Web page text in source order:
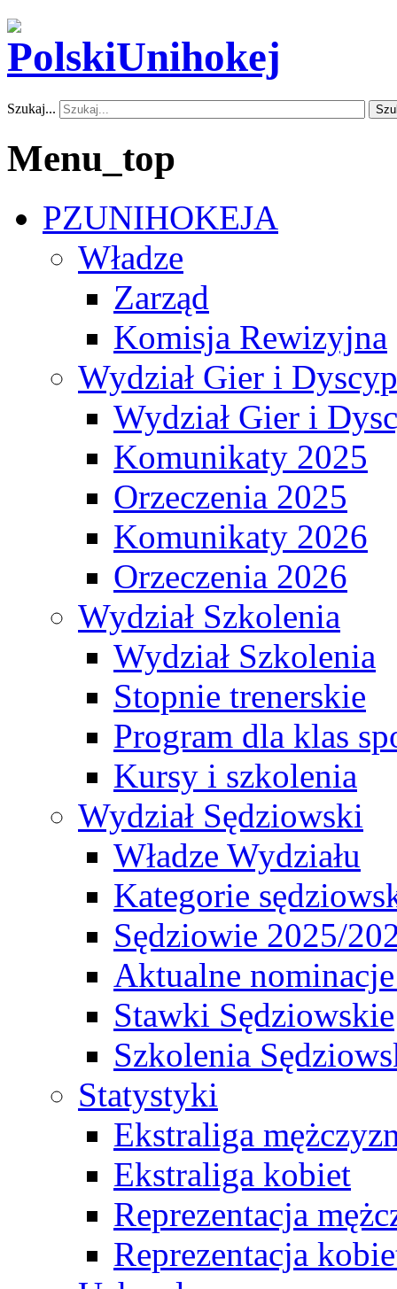
Szukaj...
Menu_top
PZUNIHOKEJA
Władze
Zarząd
Komisja Rewizyjna
Wydział Gier i
Wydział Gier i
Komunikaty 2025
Orzeczenia 2025
Komunikaty 2026
Orzeczenia 2026
Wydział Szkolenia
Wydział Szkolenia
Stopnie trenerskie
Program dla klas
Kursy i szkolenia
Wydział Sędziowski
Władze Wydziału
Kategorie
Sędziowie 2025/
Aktualne
Stawki Sędziowskie
Szkolenia
Statystyki
Ekstraliga
Ekstraliga kobiet
Reprezentacja
Reprezentacja